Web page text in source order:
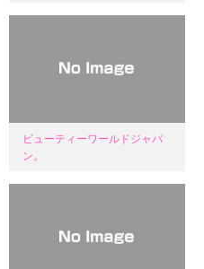
ビューティーワールドジャパ
ン。